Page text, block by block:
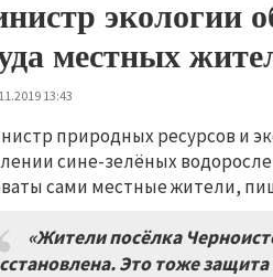
экологии
местных
13:43
природных ресурсов и
сине-зелёных
сами местные жители,
«Жители посёлка
.Это тоже защита